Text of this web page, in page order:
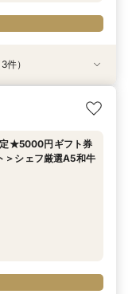
見積＆準備サポート
★来館最大5.5万円
1組ガーデン邸宅完
レストランチケッ
件）
定★5000円ギフト券
＞シェフ厳選A5和牛